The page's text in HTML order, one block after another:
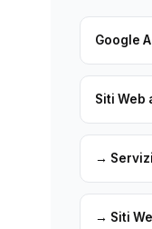
Google
Siti Web
→
→ Siti